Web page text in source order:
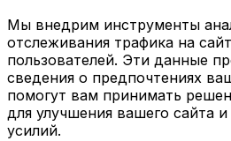
Мы внедрим инструменты
отслеживания трафика на
пользователей. Эти данные
сведения о предпочтениях
помогут вам принимать
для улучшения вашего сайта
усилий.